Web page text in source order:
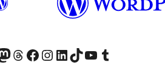
edin
hesabımızı ziyaret edin
Threads hesabımızı ziyaret edinFacebook sayfamızı ziyaret edinInstagram hesabımızı ziyaret edinLinkedIn hesabımızı ziyaret edinTikTok hesabımızı ziyaret edinYouTube kanalımızı ziyaret edinTumblr hesabımızı ziyaret edin